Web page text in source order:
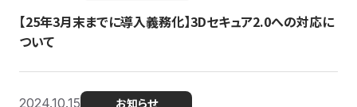
【25年3月末までに導入義務化】3Dセキュア2.0への対応に
ついて
2024.10.15 お知らせ